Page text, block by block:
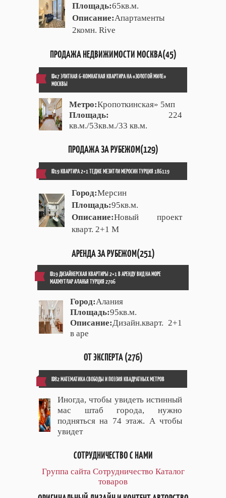
Площадь:65кв.м.
Описание:Апартаменты
2комн. Rive
ПРОДАЖА НЕДВИЖИМОСТИ МОСКВА(45)
ID47 ЭЛИТНАЯ 6-КОМНАТНАЯ КВАРТИРА НА «ЗОЛОТОЙ МИЛЕ»
МОСКВЫ
Метро:Кропоткинская» 5мп
Площадь:
224
кв.м./53кв.м./33 кв.м.
ПРОДАЖА ЗА РУБЕЖОМ(129)
ID19 КВАРТИРА 2+1 ТЕДЖЕ МЕЗИТЛИ МЕРОСИН ТУРЦИЯ 186119
Город:Мерсин
Площадь:95кв.м.
Описание:Новый проект
кварт. 2+1 М
АРЕНДА ЗА РУБЕЖОМ(251)
ID19 ДИЗАЙНЕРСКАЯ КВАРТИРЫ 2+1 В АРЕНДУ ВИД НА МОРЕ
МАХМУТЛАР АЛАНЬЯ ТУРЦИЯ 2706
Город:Алания
Площадь:95кв.м.
Описание: Дизайн.кварт. 2+1
в аре
ОТ ЭКСПЕРТА (276)
ID82 МАТЕМАТИКА СВОБОДЫ И ПОЭЗИЯ КВАДРАТНЫХ МЕТРОВ
Иногда, чтобы увидеть истинный
мас штаб города, нужно
подняться на 74 этаж. А чтобы
увидет
СОТРУДНИЧЕСТВО С НАМИ
Группа сайта Сотрудничество Каталог
товаров